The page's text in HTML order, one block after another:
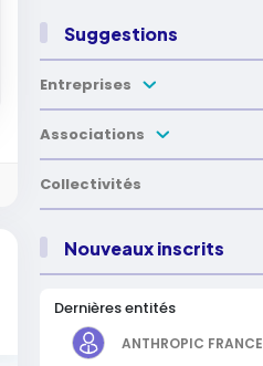
Suggestions
Entreprises
Associations
Collectivités
Nouveaux inscrits
Dernières entités
ANTHROPIC FRANCE